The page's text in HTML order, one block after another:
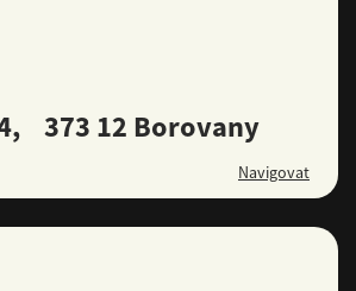
373 12 Borovany
Navigovat